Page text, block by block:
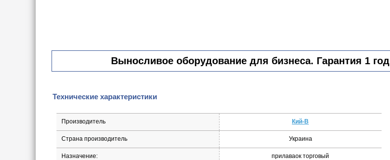
Выносливое оборудование для бизнеса. Гарантия 1 год
Технические характеристики
Производитель Кий-В
Страна производитель Украина
Назначение: прилаваок торговый